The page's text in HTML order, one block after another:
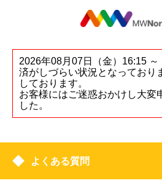
2026年08月07日（金）16:15
済がしづらい状況となっており
しております。
お客様にはご迷惑おかけし大変
した。
よくある質問